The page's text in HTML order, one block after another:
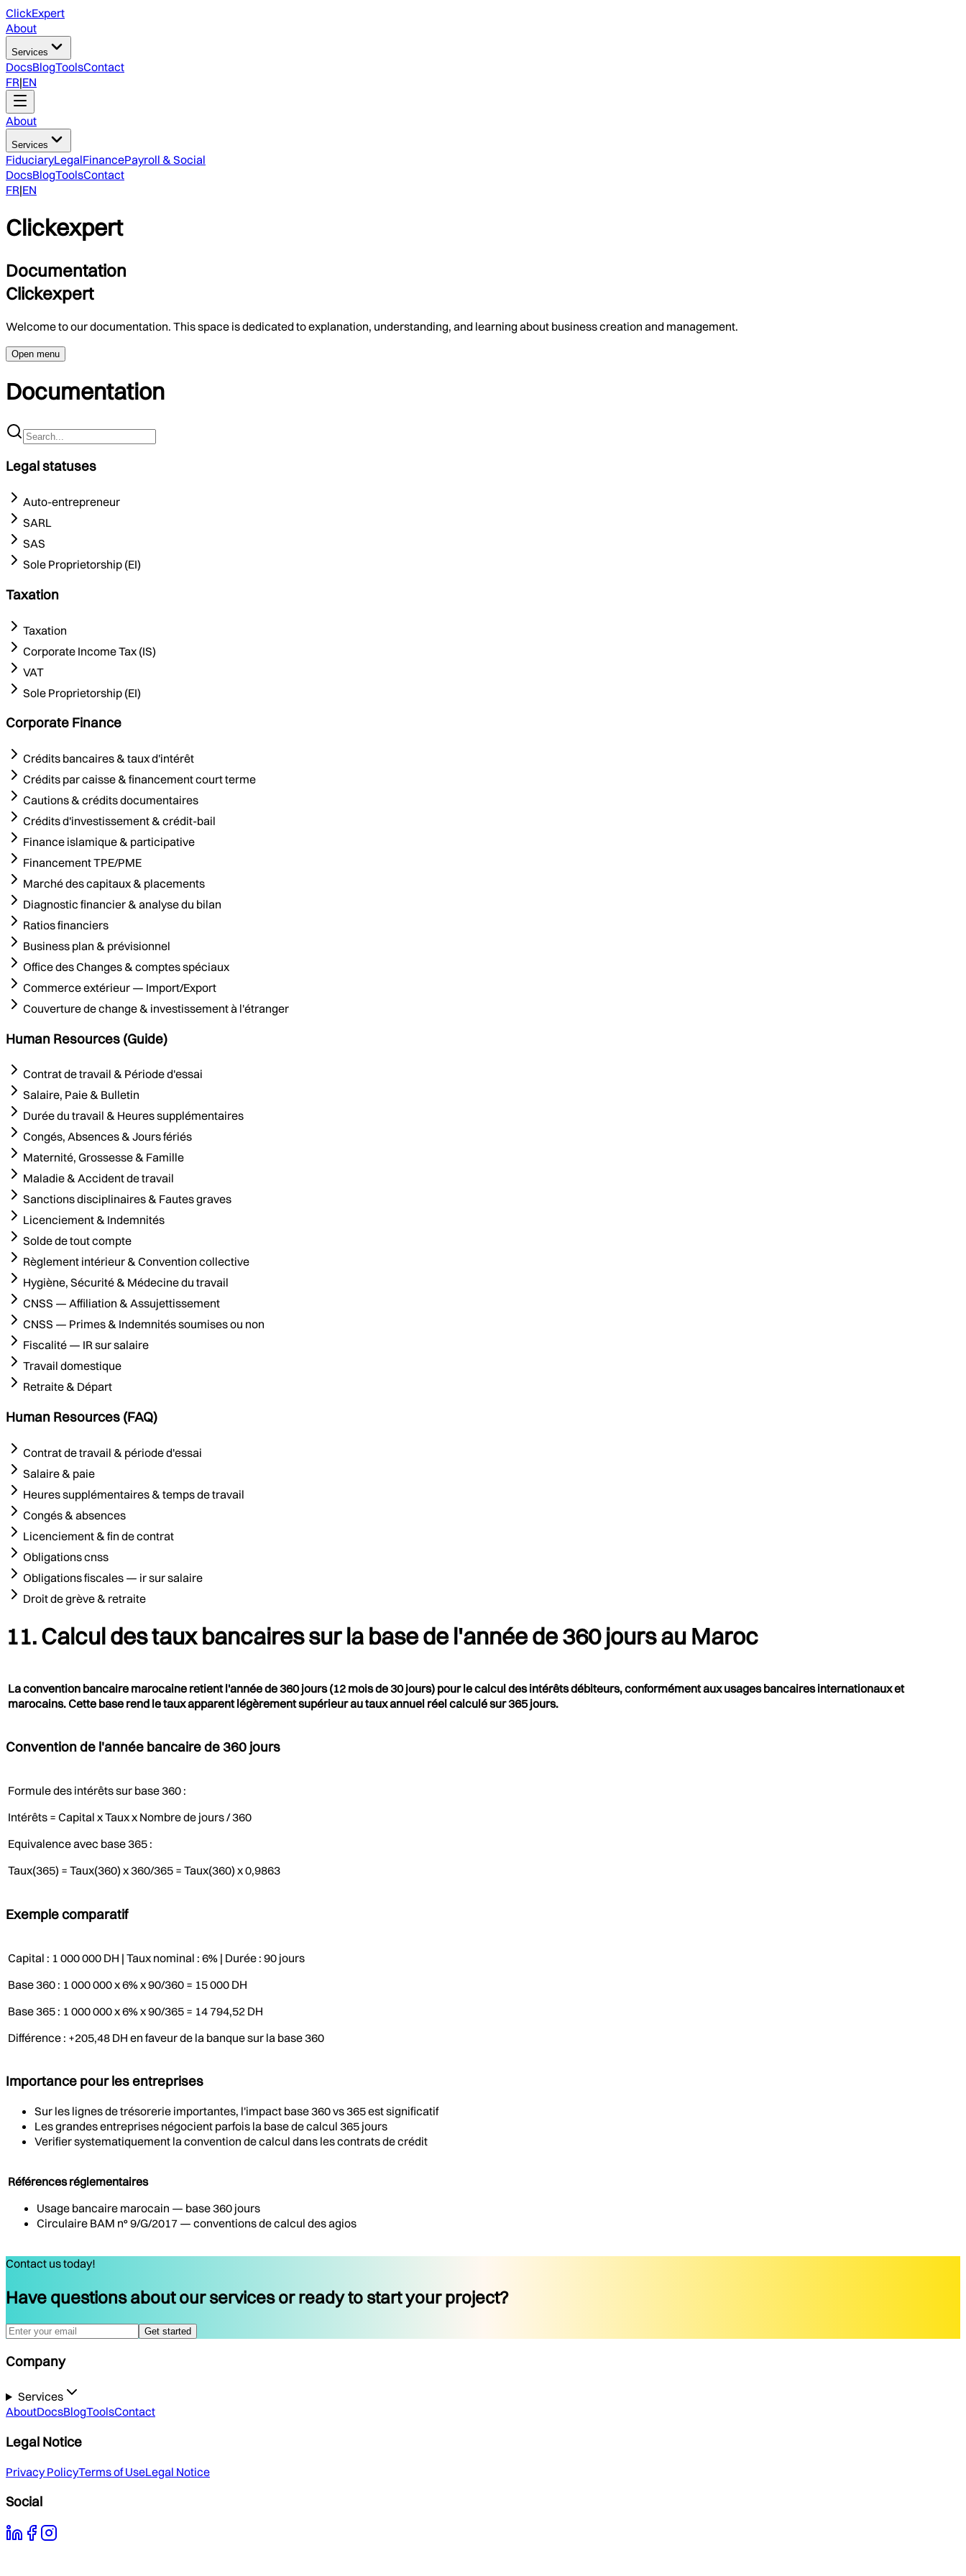
ClickExpert
About
Services
DocsBlogToolsContact
FR|EN
About
Services
FiduciaryLegalFinancePayroll & Social
DocsBlogToolsContact
FR|EN
Clickexpert
Documentation
Clickexpert
Welcome to our documentation. This space is dedicated to explanation, understanding, and learning about business creation and management.
Open menu
Documentation
Legal statuses
Auto-entrepreneur
SARL
SAS
Sole Proprietorship (EI)
Taxation
Taxation
Corporate Income Tax (IS)
VAT
Sole Proprietorship (EI)
Corporate Finance
Crédits bancaires & taux d'intérêt
Crédits par caisse & financement court terme
Cautions & crédits documentaires
Crédits d'investissement & crédit-bail
Finance islamique & participative
Financement TPE/PME
Marché des capitaux & placements
Diagnostic financier & analyse du bilan
Ratios financiers
Business plan & prévisionnel
Office des Changes & comptes spéciaux
Commerce extérieur — Import/Export
Couverture de change & investissement à l'étranger
Human Resources (Guide)
Contrat de travail & Période d'essai
Salaire, Paie & Bulletin
Durée du travail & Heures supplémentaires
Congés, Absences & Jours fériés
Maternité, Grossesse & Famille
Maladie & Accident de travail
Sanctions disciplinaires & Fautes graves
Licenciement & Indemnités
Solde de tout compte
Règlement intérieur & Convention collective
Hygiène, Sécurité & Médecine du travail
CNSS — Affiliation & Assujettissement
CNSS — Primes & Indemnités soumises ou non
Fiscalité — IR sur salaire
Travail domestique
Retraite & Départ
Human Resources (FAQ)
Contrat de travail & période d'essai
Salaire & paie
Heures supplémentaires & temps de travail
Congés & absences
Licenciement & fin de contrat
Obligations cnss
Obligations fiscales — ir sur salaire
Droit de grève & retraite
11. Calcul des taux bancaires sur la base de l'année de 360 jours au Maroc
La convention bancaire marocaine retient l'année de 360 jours (12 mois de 30 jours) pour le calcul des intérêts débiteurs, conformément aux usages bancaires internationaux et
marocains. Cette base rend le taux apparent légèrement supérieur au taux annuel réel calculé sur 365 jours.
Convention de l'année bancaire de 360 jours
Formule des intérêts sur base 360 :
Intérêts = Capital x Taux x Nombre de jours / 360
Equivalence avec base 365 :
Taux(365) = Taux(360) x 360/365 = Taux(360) x 0,9863
Exemple comparatif
Capital : 1 000 000 DH | Taux nominal : 6% | Durée : 90 jours
Base 360 : 1 000 000 x 6% x 90/360 = 15 000 DH
Base 365 : 1 000 000 x 6% x 90/365 = 14 794,52 DH
Différence : +205,48 DH en faveur de la banque sur la base 360
Importance pour les entreprises
Sur les lignes de trésorerie importantes, l'impact base 360 vs 365 est significatif
Les grandes entreprises négocient parfois la base de calcul 365 jours
Verifier systematiquement la convention de calcul dans les contrats de crédit
Références réglementaires
Usage bancaire marocain — base 360 jours
Circulaire BAM n° 9/G/2017 — conventions de calcul des agios
Contact us today!
Have questions about our services or ready to start your project?
Get started
Company
Services
AboutDocsBlogToolsContact
Legal Notice
Privacy PolicyTerms of UseLegal Notice
Social